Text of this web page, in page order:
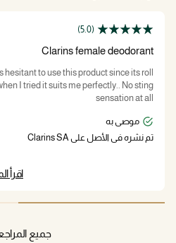
(5.0)
Clarins female deodorant
hesitant to use this product since its roll
I tried it suits me perfectly.. No sting
sensation at all
موصى به
تم نشره في الأصل على Clarins SA
اقرأ
جميع